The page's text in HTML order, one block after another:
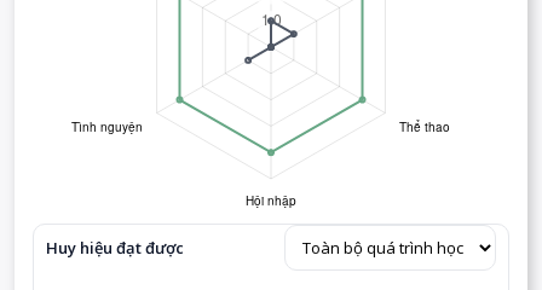
Huy hiệu đạt được